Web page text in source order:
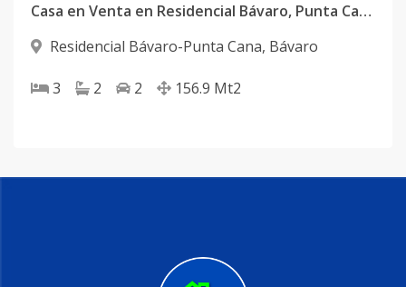
Casa en Venta en Residencial Bávaro, Punta Cana
Residencial Bávaro-Punta Cana, Bávaro
3 2 2 156.9 Mt2